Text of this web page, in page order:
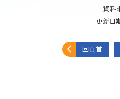
資料
更新日
回頁首